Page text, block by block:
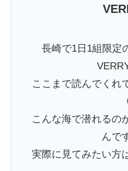
長崎で1日1組限定
ここまで読んでくれ
こんな海で潜れるの
んで
実際に見てみたい方